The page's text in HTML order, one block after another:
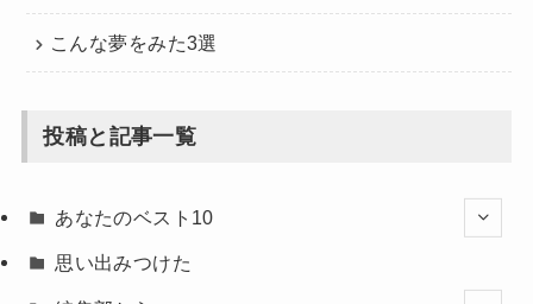
こんな夢をみた3選
投稿と記事一覧
あなたのベスト10
思い出みつけた